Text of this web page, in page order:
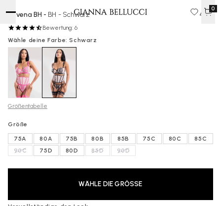
0
Ravena BH - BH - Schwarz 45 €
Bewertung: 6
Wähle deine Farbe: Schwarz
Größentabelle
Größe
75A 80A 75B 80B 85B 75C 80C
85C
90C
75D 80D 85D 90D
WÄHLE DIE GRÖSSE